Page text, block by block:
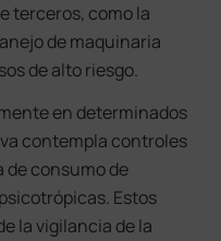
terceros, como la
de maquinaria
de alto riesgo.
en determinados
contempla controles
de consumo de
Estos
la vigilancia de la